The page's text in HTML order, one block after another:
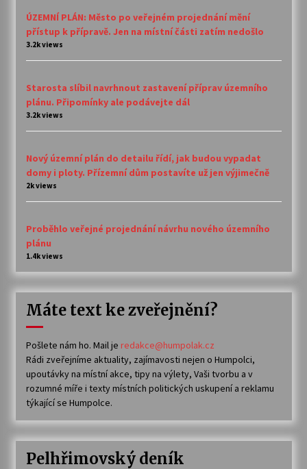
ÚZEMNÍ PLÁN: Město po veřejném projednání mění
přístup k přípravě. Jen na místní části zatím nedošlo
3.2k views
Starosta slíbil navrhnout zastavení příprav územního
plánu. Připomínky ale podávejte dál
3.2k views
Nový územní plán do detailu řídí, jak budou vypadat
domy i ploty. Přízemní dům postavíte už jen výjimečně
2k views
Proběhlo veřejné projednání návrhu nového územního
plánu
1.4k views
Máte text ke zveřejnění?
Pošlete nám ho. Mail je redakce@humpolak.cz
Rádi zveřejníme aktuality, zajímavosti nejen o Humpolci,
upoutávky na místní akce, tipy na výlety, Vaši tvorbu a v
rozumné míře i texty místních politických uskupení a reklamu
týkající se Humpolce.
Pelhřimovský deník